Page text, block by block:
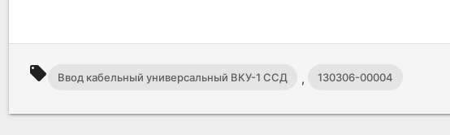
local_offer Ввод кабельный универсальный ВКУ-1 ССД , 130306-00004